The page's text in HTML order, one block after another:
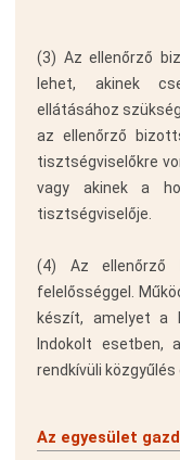
(3) Az ellenőrző
lehet, akinek
ellátásához
az ellenőrző
tisztségviselőkre
vagy akinek a
tisztségviselője.
(4) Az ellenőrző
felelősséggel.
készít, amelyet a
Indokolt esetben,
rendkívüli
Az egyesület